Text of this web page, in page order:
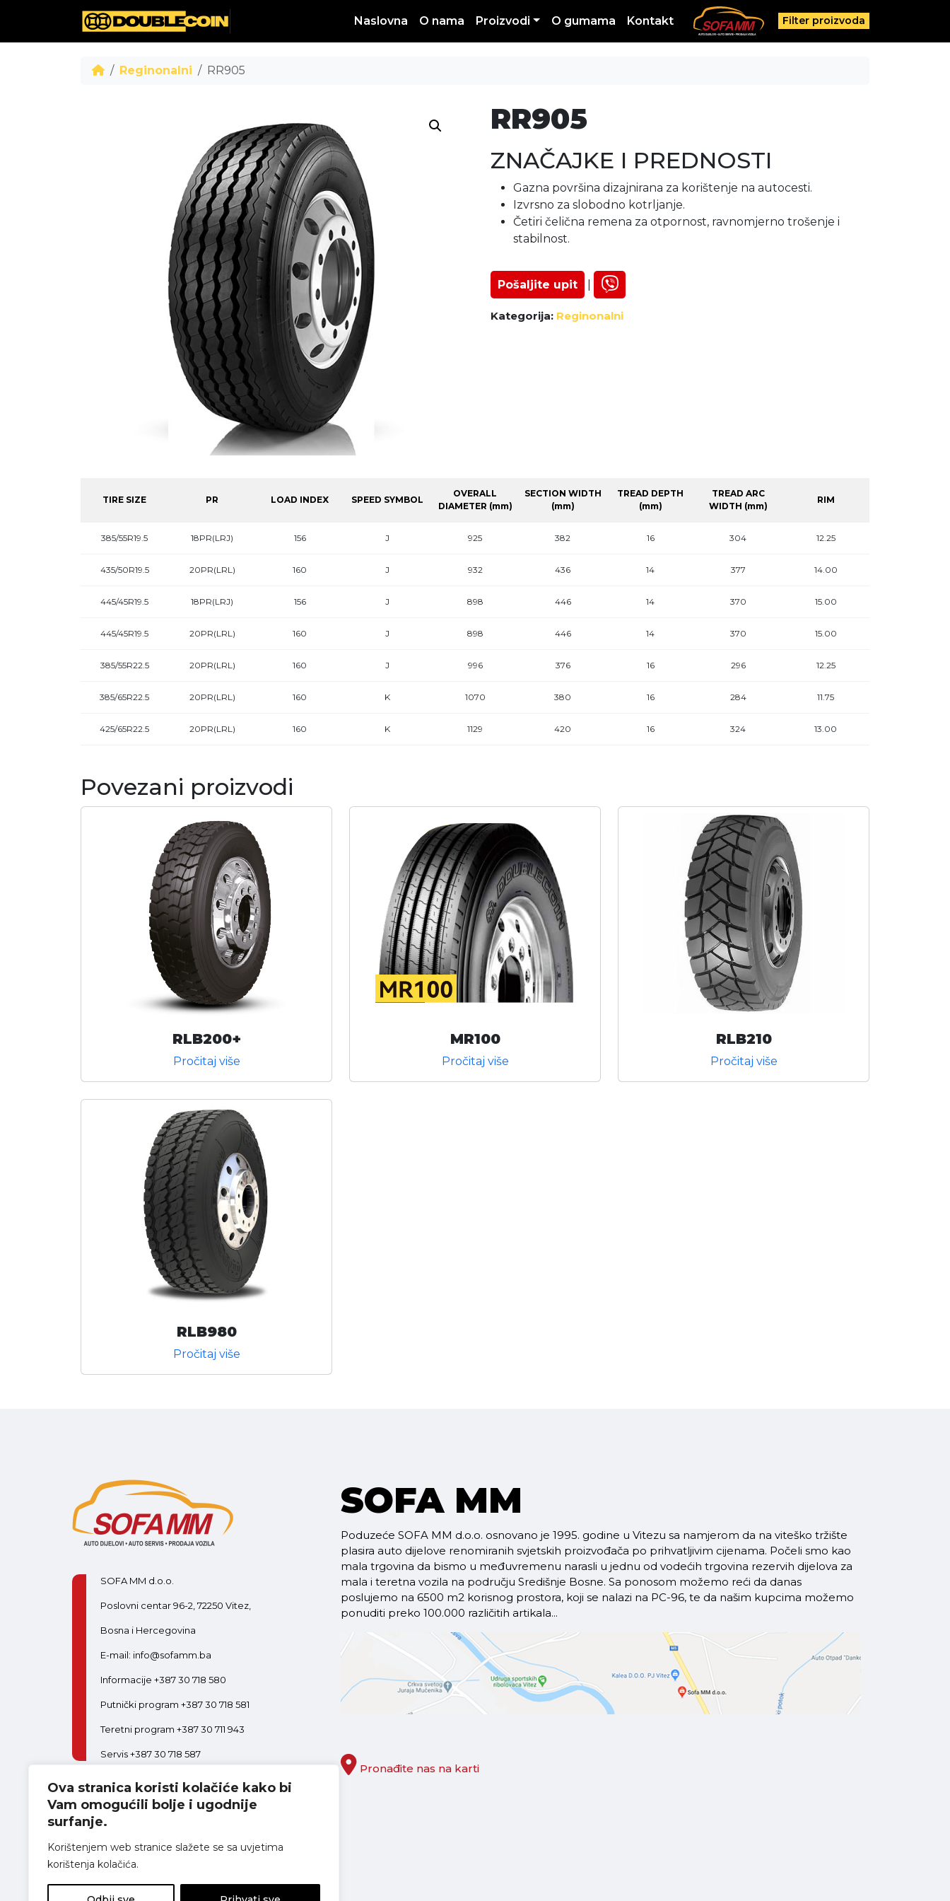
Ova stranica koristi kolačiće kako bi
Vam omogućili bolje i ugodnije
surfanje.
Korištenjem web stranice slažete se sa uvjetima
korištenja kolačića.
Naslovna O nama Proizvodi O gumama Kontakt Filter proizvoda
Reginonalni RR905
RR905
ZNAČAJKE I PREDNOSTI
Gazna površina dizajnirana za korištenje na autocesti.
Izvrsno za slobodno kotrljanje.
Četiri čelična remena za otpornost, ravnomjerno trošenje i
stabilnost.
Pošaljite upit
Kategorija: Reginonalni
TIRE SIZE PR LOAD INDEX SPEED SYMBOL
OVERALL
DIAMETER (mm)
SECTION WIDTH
(mm)
TREAD DEPTH
(mm)
TREAD ARC
WIDTH (mm)
RIM
385/55R19.5 18PR(LRJ) 156 J 925 382 16 304 12.25
435/50R19.5 20PR(LRL) 160 J 932 436 14 377 14.00
445/45R19.5 18PR(LRJ) 156 J 898 446 14 370 15.00
445/45R19.5 20PR(LRL) 160 J 898 446 14 370 15.00
385/55R22.5 20PR(LRL) 160 J 996 376 16 296 12.25
385/65R22.5 20PR(LRL) 160 K 1070 380 16 284 11.75
425/65R22.5 20PR(LRL) 160 K 1129 420 16 324 13.00
Povezani proizvodi
RLB200+
Pročitaj više
MR100
Pročitaj više
RLB210
Pročitaj više
RLB980
Pročitaj više
SOFA MM d.o.o.
Poslovni centar 96-2, 72250 Vitez,
Bosna i Hercegovina
E-mail: info@sofamm.ba
Informacije +387 30 718 580
Putnički program +387 30 718 581
Teretni program +387 30 711 943
Servis +387 30 718 587
PON-PET:08:00-16:30SUB:08:00-14:00
Postani dio tima
SOFA MM
Poduzeće SOFA MM d.o.o. osnovano je 1995. godine u Vitezu sa namjerom da na viteško tržište
plasira auto dijelove renomiranih svjetskih proizvođača po prihvatljivim cijenama. Počeli smo kao
mala trgovina da bismo u međuvremenu narasli u jednu od vodećih trgovina rezervih dijelova za
mala i teretna vozila na području Središnje Bosne. Sa ponosom možemo reći da danas
poslujemo na 6500 m2 korisnog prostora, koji se nalazi na PC-96, te da našim kupcima možemo
ponuditi preko 100.000 različitih artikala...
Pronađite nas na karti